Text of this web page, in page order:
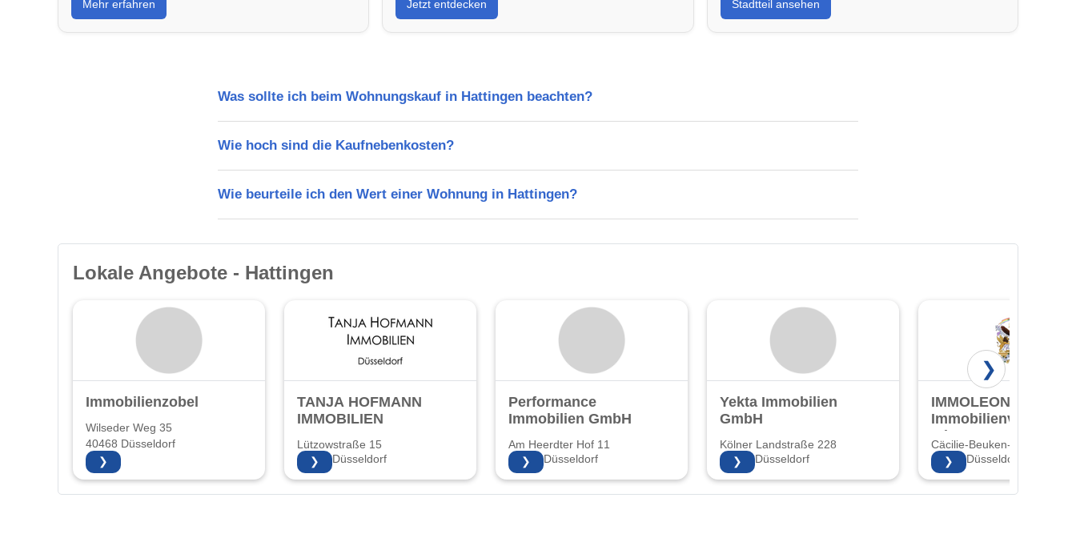
Mehr erfahren Jetzt entdecken Stadtteil ansehen
Was sollte ich beim Wohnungskauf in Hattingen beachten?
Wie hoch sind die Kaufnebenkosten?
Wie beurteile ich den Wert einer Wohnung in Hattingen?
Lokale Angebote - Hattingen
Immobilienzobel
Wilseder Weg 35
40468 Düsseldorf
❯
TANJA HOFMANN
IMMOBILIEN
Lützowstraße 15
40476 Düsseldorf
❯
Performance
Immobilien GmbH
Am Heerdter Hof 11
40549 Düsseldorf
❯
Yekta Immobilien
GmbH
Kölner Landstraße 228
40591 Düsseldorf
❯
IMMOLEON24 -
Immobilienverkauf
mit Herz!
Cäcilie-Beuken-Str. 3 3
40597 Düsseldorf
❯
❯